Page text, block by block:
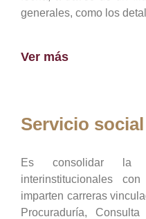
generales, como los
Ver más
Servicio social
Es consolidar la
interinstitucionales
imparten carreras
Procuraduría,